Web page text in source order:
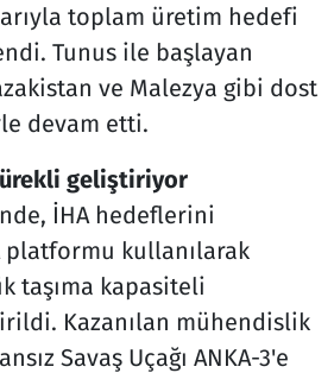
toplam üretim hedefi
Tunus ile başlayan
ve Malezya gibi dost
devam etti.
geliştiriyor
İHA hedeflerini
platformu kullanılarak
taşıma kapasiteli
Kazanılan mühendislik
Savaş Uçağı ANKA-3'e